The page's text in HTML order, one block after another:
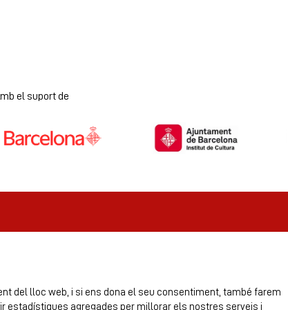
el suport de
del lloc web, i si ens dona el seu consentiment, també farem
estadístiques agregades per millorar els nostres serveis i